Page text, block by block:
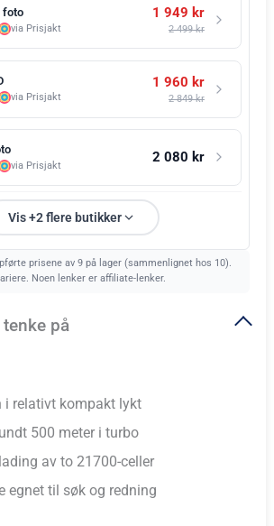
foto
via Prisjakt
1 949 kr
2 499 kr
via Prisjakt
1 960 kr
2 849 kr
via Prisjakt 2 080 kr
Vis +2 flere butikker
prisene av 9 på lager (sammenlignet hos 10).
Noen lenker er affiliate-lenker.
på
i relativt kompakt lykt
500 meter i turbo
av to 21700-celler
egnet til søk og redning